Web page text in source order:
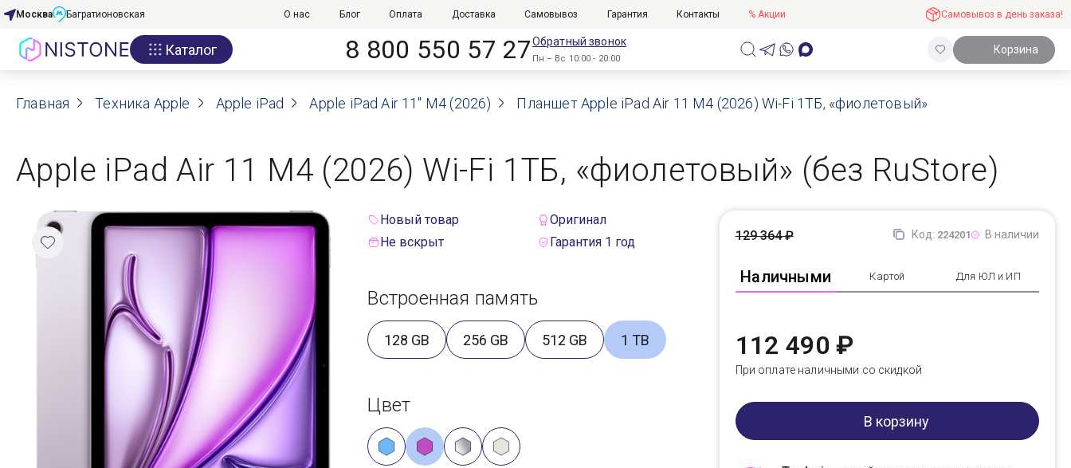
Акции
О нас
Реквизиты
Контакты
Гарантия
Оплата
Самовывоз
Москва Багратионовская О нас Блог Оплата Доставка Самовывоз Гарантия Контакты % Акции Самовывоз в день заказа!
Каталог 8 800 550 57 27Обратный звонок
Пн – Вс 10:00 - 20:00
Корзина
Главная Техника Apple Apple iPad Apple iPad Air 11" M4 (2026) Планшет Apple iPad Air 11 M4 (2026) Wi-Fi 1ТБ, «фиолетовый»
Apple iPad Air 11 M4 (2026) Wi-Fi 1ТБ, «фиолетовый» (без RuStore)
Новый товар
Оригинал
Не вскрыт
Гарантия 1 год
Встроенная память
128 GB 256 GB 512 GB 1 TB
Цвет
Код: 224201 В наличии
Наличными Картой Для ЮЛ и ИП
129 364 ₽
112 490 ₽
При оплате наличными со скидкой
В корзину